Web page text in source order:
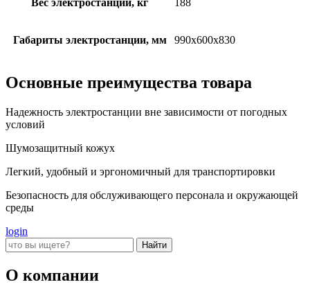
Вес электростанции, кг 188
Габариты электростанции, мм 990x600x830
Основные преимущества товара
Надежность электростанции вне зависимости от погодных
условий
Шумозащитный кожух
Легкий, удобный и эргономичный для транспортировки
Безопасность для обслуживающего персонала и окружающей
среды
login
О компании